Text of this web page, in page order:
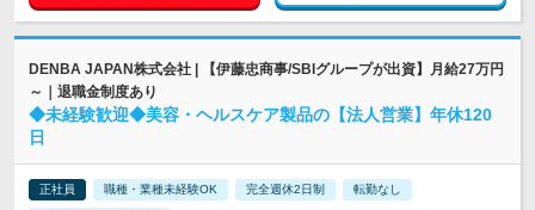
DENBA JAPAN株式会社 | 【伊藤忠商事/SBIグループが出資】月給27万円
～｜退職金制度あり
◆未経験歓迎◆美容・ヘルスケア製品の【法人営業】年休120
日
正社員 職種・業種未経験OK 完全週休2日制 転勤なし